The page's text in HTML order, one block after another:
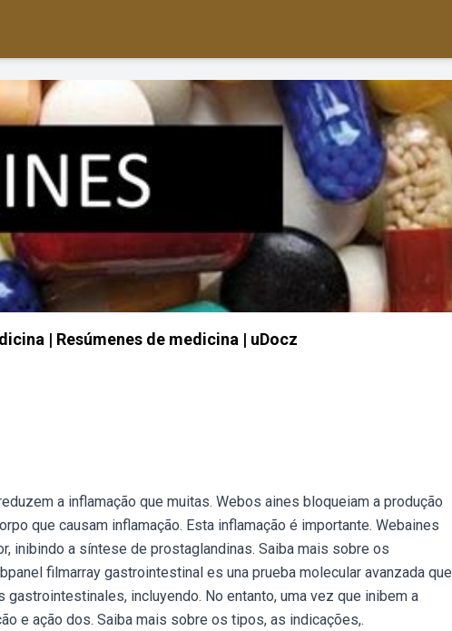
| Resúmenes de medicina | uDocz
a inflamação que muitas. Webos aines bloqueiam a produção
que causam inflamação. Esta inflamação é importante. Webaines
inibindo a síntese de prostaglandinas. Saiba mais sobre os
filmarray gastrointestinal es una prueba molecular avanzada que
incluyendo. No entanto, uma vez que inibem a
e ação dos. Saiba mais sobre os tipos, as indicações,.